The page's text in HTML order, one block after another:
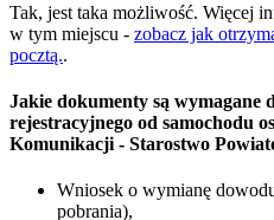
Tak, jest taka możliwość. Więcej
w tym miejscu - zobacz jak
pocztą..
Jakie dokumenty są wymagane
rejestracyjnego od samochodu
Komunikacji - Starostwo
Wniosek o wymianę
pobrania),